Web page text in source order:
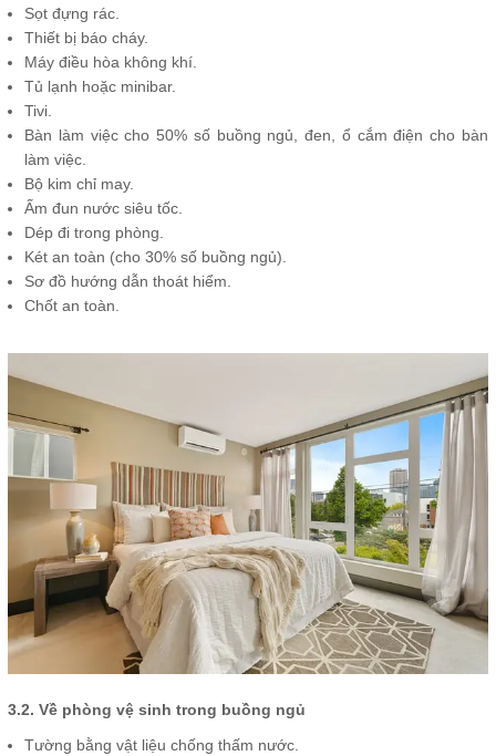
Sọt đựng rác.
Thiết bị báo cháy.
Máy điều hòa không khí.
Tủ lạnh hoặc minibar.
Tivi.
Bàn làm việc cho 50% số buồng ngủ, đen, ổ cắm điện cho bàn
làm việc.
Bộ kim chỉ may.
Ấm đun nước siêu tốc.
Dép đi trong phòng.
Két an toàn (cho 30% số buồng ngủ).
Sơ đồ hướng dẫn thoát hiểm.
Chốt an toàn.
3.2. Về phòng vệ sinh trong buồng ngủ
Tường bằng vật liệu chống thấm nước.